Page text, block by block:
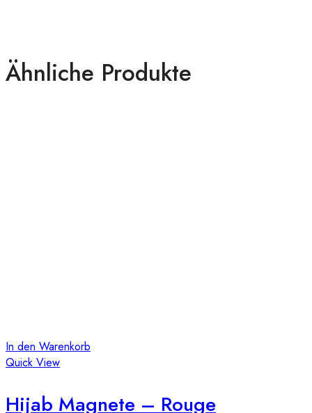
Ähnliche Produkte
In den Warenkorb
Quick View
Hijab Magnete – Rouge